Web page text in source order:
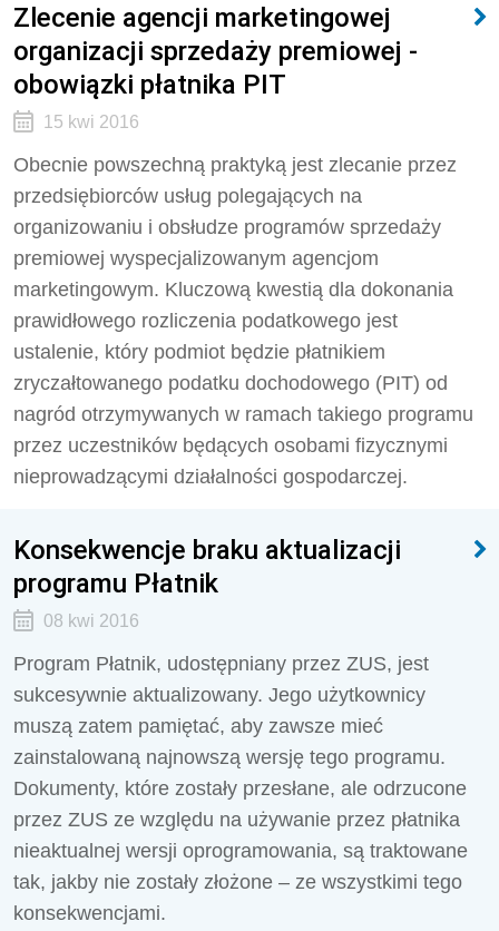
Zlecenie agencji marketingowej
organizacji sprzedaży premiowej -
obowiązki płatnika PIT
15 kwi 2016
Obecnie powszechną praktyką jest zlecanie przez
przedsiębiorców usług polegających na
organizowaniu i obsłudze programów sprzedaży
premiowej wyspecjalizowanym agencjom
marketingowym. Kluczową kwestią dla dokonania
prawidłowego rozliczenia podatkowego jest
ustalenie, który podmiot będzie płatnikiem
zryczałtowanego podatku dochodowego (PIT) od
nagród otrzymywanych w ramach takiego programu
przez uczestników będących osobami fizycznymi
nieprowadzącymi działalności gospodarczej.
Konsekwencje braku aktualizacji
programu Płatnik
08 kwi 2016
Program Płatnik, udostępniany przez ZUS, jest
sukcesywnie aktualizowany. Jego użytkownicy
muszą zatem pamiętać, aby zawsze mieć
zainstalowaną najnowszą wersję tego programu.
Dokumenty, które zostały przesłane, ale odrzucone
przez ZUS ze względu na używanie przez płatnika
nieaktualnej wersji oprogramowania, są traktowane
tak, jakby nie zostały złożone – ze wszystkimi tego
konsekwencjami.